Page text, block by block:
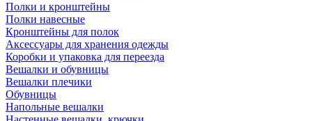
Полки и кронштейны
Полки навесные
Кронштейны для полок
Аксессуары для хранения одежды
Коробки и упаковка для переезда
Вешалки и обувницы
Вешалки плечики
Обувницы
Напольные вешалки